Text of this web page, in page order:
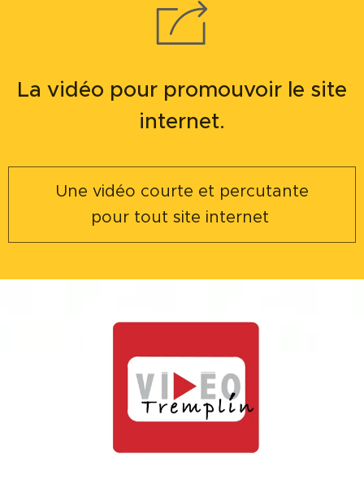
La vidéo pour promouvoir le site
internet.
Une vidéo courte et percutante
pour tout site internet